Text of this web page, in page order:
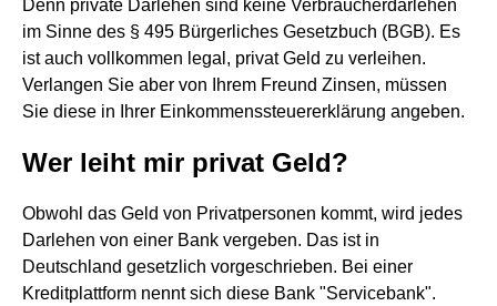
Denn private Darlehen sind keine Verbraucherdarlehen
im Sinne des § 495 Bürgerliches Gesetzbuch (BGB). Es
ist auch vollkommen legal, privat Geld zu verleihen.
Verlangen Sie aber von Ihrem Freund Zinsen, müssen
Sie diese in Ihrer Einkommenssteuererklärung angeben.
Wer leiht mir privat Geld?
Obwohl das Geld von Privatpersonen kommt, wird jedes
Darlehen von einer Bank vergeben. Das ist in
Deutschland gesetzlich vorgeschrieben. Bei einer
Kreditplattform nennt sich diese Bank "Servicebank".